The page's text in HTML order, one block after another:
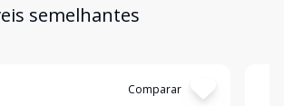
semelhantes
Comparar